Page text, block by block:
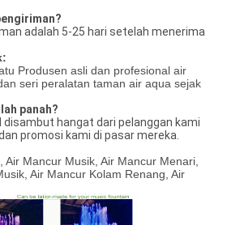
adalah 5-25 hari setelah menerima
Produsen asli dan profesional air
seri peralatan taman air aqua sejak
panah?
hangat dari pelanggan kami
promosi kami di pasar mereka.
Air Mancur Musik, Air Mancur Menari,
Air Mancur Kolam Renang, Air